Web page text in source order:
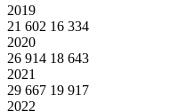
2019
21 602 16 334
2020
26 914 18 643
2021
29 667 19 917
2022